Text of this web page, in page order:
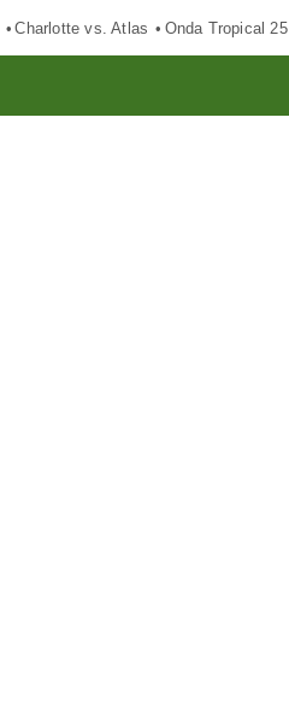
Charlotte vs. Atlas Onda Tropical 25